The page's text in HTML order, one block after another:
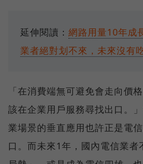
延伸閱讀： 網路用量10年成
業者絕對划不來，未來沒有
「在消費端無可避免會走向價
該在企業用戶服務尋找出口。
業場景的垂直應用也許正是電
口。而未來1年，國內電信業者